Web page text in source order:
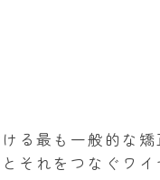
る最も一般的な
それをつなぐワ